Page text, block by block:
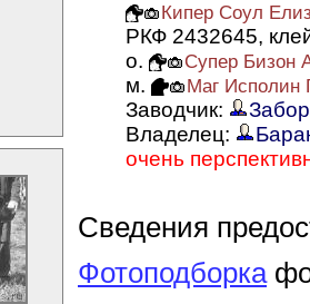
Кипер Соул
РКФ 2432645,
о.
Супер Бизон
м. Маг Исполин
Заводчик:
Владелец:
очень
Сведения
Фотоподборка